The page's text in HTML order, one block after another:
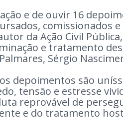
e de ouvir 16
comissionados
da Ação Civil
e tratamento
Sérgio
depoimentos são
tensão e estresse
reprovável de
e do tratamento